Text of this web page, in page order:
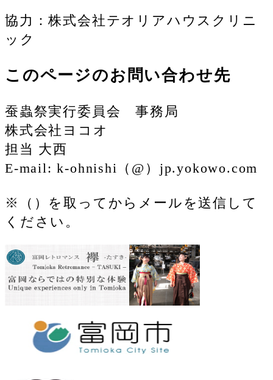
協力：株式会社テオリアハウスクリニ
ック
このページのお問い合わせ先
蚕蟲祭実行委員会 事務局
株式会社ヨコオ
担当 大西
E-mail: k-ohnishi（@）jp.yokowo.com
※（）を取ってからメールを送信して
ください。